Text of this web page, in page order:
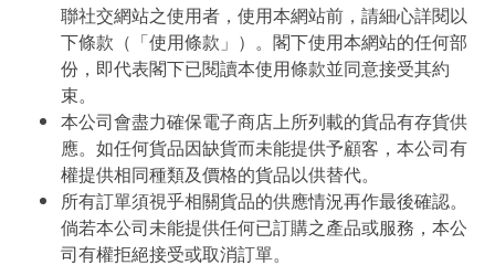
聯社交網站之使用者，使用本網站前，請細心詳閱以
下條款（「使用條款」）。閣下使用本網站的任何部
份，即代表閣下已閱讀本使用條款並同意接受其約
束。
本公司會盡力確保電子商店上所列載的貨品有存貨供
應。如任何貨品因缺貨而未能提供予顧客，本公司有
權提供相同種類及價格的貨品以供替代。
所有訂單須視乎相關貨品的供應情況再作最後確認。
倘若本公司未能提供任何已訂購之產品或服務，本公
司有權拒絕接受或取消訂單。